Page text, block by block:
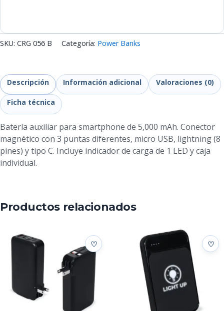
SKU: CRG 056 B Categoría: Power Banks
Descripción Información adicional Valoraciones (0)
Ficha técnica
Batería auxiliar para smartphone de 5,000 mAh. Conector
magnético con 3 puntas diferentes, micro USB, lightning (8
pines) y tipo C. Incluye indicador de carga de 1 LED y caja
individual.
Productos relacionados